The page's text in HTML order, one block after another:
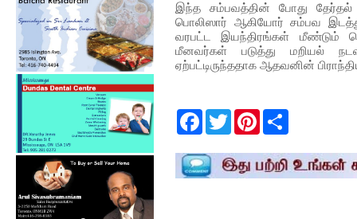
இந்த சம்பவத்தின் போது தேர்தல்
பொலிஸார் ஆகியோர் சம்பவ
வரபட்ட இயந்திரங்கள் மீண்டும்
மீனவர்கள் படுத்து மறியல்
ஏற்பட்டிருந்ததாக ஆதவனின்
F
e
b
o
T
w
t
t
e
P
t
e
r
r
e